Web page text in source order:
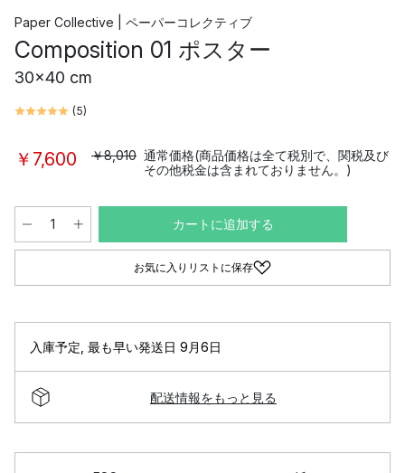
Paper Collective | ペーパーコレクティブ
Composition 01 ポスター
30x40 cm
(5)
￥7,600 ￥8,010 通常価格(商品価格は全て税別で、関税及び
その他税金は含まれておりません。)
カートに追加する
お気に入りリストに保存
入庫予定 最も早い発送日 9月6日
配送情報をもっと見る